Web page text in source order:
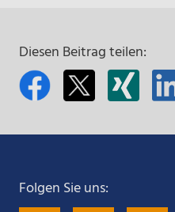
Diesen Beitrag teilen:
Folgen Sie uns: